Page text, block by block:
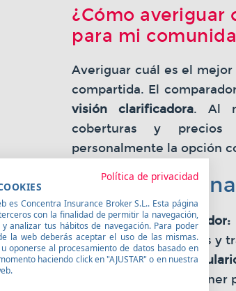
¿Cómo averiguar
para mi
Averiguar cuál es el
compartida. El
visión clarificadora. Al
coberturas y
personalmente la opción
Pasos para
Acceder al buscador:
máximas coberturas y
Completar el
inmueble para obtener
Política de privacidad
es Concentra Insurance Broker S.L.. Esta página
con la finalidad de permitir la navegación,
analizar tus hábitos de navegación. Para poder
la web deberás aceptar el uso de las mismas.
oponerse al procesamiento de datos basado en
haciendo click en "AJUSTAR" o en nuestra